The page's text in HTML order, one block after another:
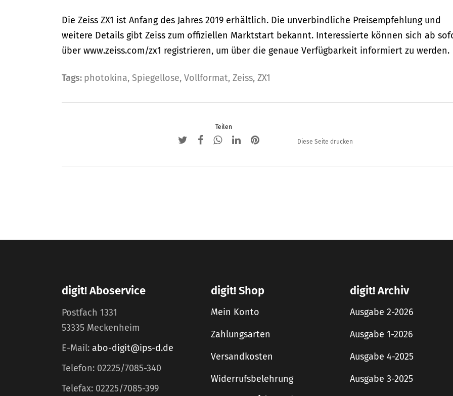
Die Zeiss ZX1 ist Anfang des Jahres 2019 erhältlich. Die unverbindliche Preisempfehlung und
weitere Details gibt Zeiss zum offiziellen Marktstart bekannt. Interessierte können sich ab
über www.zeiss.com/zx1 registrieren, um über die genaue Verfügbarkeit informiert zu werden.
Tags: photokina, Spiegellose, Vollformat, Zeiss, ZX1
Teilen
Diese Seite drucken
digit! Aboservice
Postfach 1331
53335 Meckenheim
E-Mail: abo-digit@ips-d.de
Telefon: 02225/7085-340
Telefax: 02225/7085-399
digit! Shop
Mein Konto
Zahlungsarten
Versandkosten
Widerrufsbelehrung
digit! Archiv
Ausgabe 2-2026
Ausgabe 1-2026
Ausgabe 4-2025
Ausgabe 3-2025